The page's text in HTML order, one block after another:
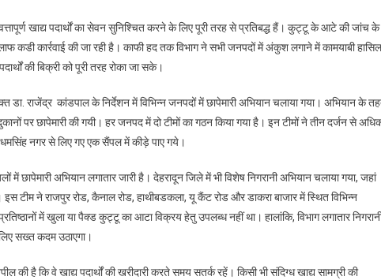
खाद्य पदार्थों का सेवन सुनिश्चित करने के लिए पूरी तरह से प्रतिबद्ध हैं। कुट्टू के आटे की जांच के
कडी कार्रवाई की जा रही है। काफी हद तक विभाग ने सभी जनपदों में अंकुश लगाने में कामयाबी हासिल
की बिक्री को पूरी तरह रोका जा सके।
डा. राजेंद्र कांडपाल के निर्देशन में विभिन्न जनपदों में छापेमारी अभियान चलाया गया। अभियान के
पर छापेमारी की गयी। हर जनपद में दो टीमों का गठन किया गया है। इन टीमों ने तीन दर्जन से
नगर से लिए गए एक सैंपल में कीड़े पाए गये।
छापेमारी अभियान लगातार जारी है। देहरादून जिले में भी विशेष निगरानी अभियान चलाया गया, जहां
टीम ने राजपुर रोड, कैनाल रोड, हाथीबडकला, यू कैंट रोड और डाकरा बाजार में स्थित विभिन्न
प्रतिष्ठानों में खुला या पैक्ड कुट्टू का आटा विक्रय हेतु उपलब्ध नहीं था। हालांकि, विभाग लगातार
सख्त कदम उठाएगा।
की है कि वे खाद्य पदार्थों की खरीदारी करते समय सतर्क रहें। किसी भी संदिग्ध खाद्य सामग्री की